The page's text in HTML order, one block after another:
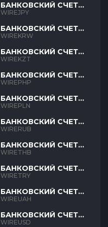
БАНКОВСКИЙ СЧЕТ
JPY
WIREJPY
БАНКОВСКИЙ СЧЕТ
KRW
WIREKRW
БАНКОВСКИЙ СЧЕТ
KZT
WIREKZT
БАНКОВСКИЙ СЧЕТ
PHP
WIREPHP
БАНКОВСКИЙ СЧЕТ
PLN
WIREPLN
БАНКОВСКИЙ СЧЕТ
RUB
WIRERUB
БАНКОВСКИЙ СЧЕТ
THB
WIRETHB
БАНКОВСКИЙ СЧЕТ
TRY
WIRETRY
БАНКОВСКИЙ СЧЕТ
UAH
WIREUAH
БАНКОВСКИЙ СЧЕТ
USD
WIREUSD